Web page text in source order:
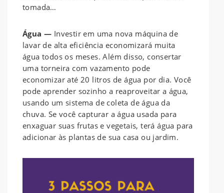
tomada…
Água — Investir em uma nova máquina de
lavar de alta eficiência economizará muita
água todos os meses. Além disso, consertar
uma torneira com vazamento pode
economizar até 20 litros de água por dia. Você
pode aprender sozinho a reaproveitar a água,
usando um sistema de coleta de água da
chuva. Se você capturar a água usada para
enxaguar suas frutas e vegetais, terá água para
adicionar às plantas de sua casa ou jardim.